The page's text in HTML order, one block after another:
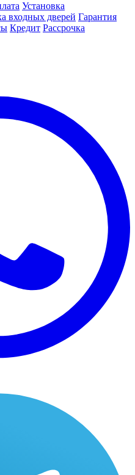
Установка
входных дверей Гарантия
Кредит Рассрочка